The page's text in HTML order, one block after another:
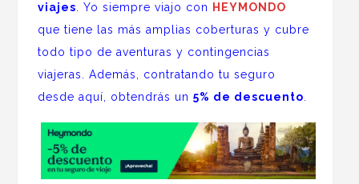
viajes. Yo siempre viajo con
HEYMONDO
que tiene las más amplias coberturas y cubre
todo tipo de aventuras y contingencias
viajeras. Además, contratando tu seguro
desde aquí, obtendrás un5% de descuento.